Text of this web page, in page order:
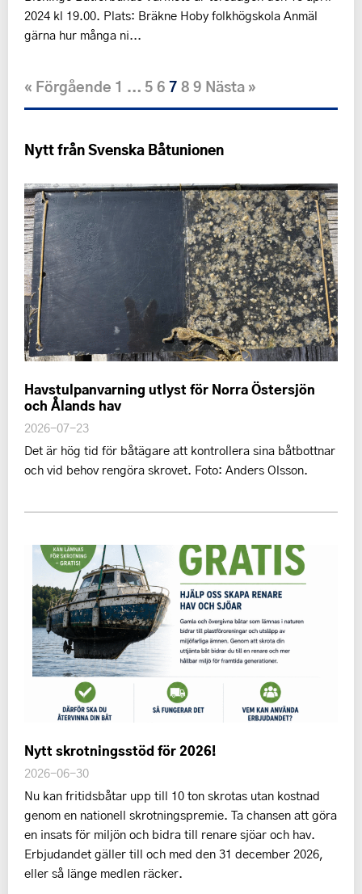
2024 kl 19.00. Plats: Bräkne Hoby folkhögskola Anmäl
gärna hur många ni...
« Förgående 1 … 5 6 7 8 9 Nästa »
Nytt från Svenska Båtunionen
Havstulpanvarning utlyst för Norra Östersjön
och Ålands hav
2026-07-23
Det är hög tid för båtägare att kontrollera sina båtbottnar
och vid behov rengöra skrovet. Foto: Anders Olsson.
Nytt skrotningsstöd för 2026!
2026-06-30
Nu kan fritidsbåtar upp till 10 ton skrotas utan kostnad
genom en nationell skrotningspremie. Ta chansen att göra
en insats för miljön och bidra till renare sjöar och hav.
Erbjudandet gäller till och med den 31 december 2026,
eller så länge medlen räcker.